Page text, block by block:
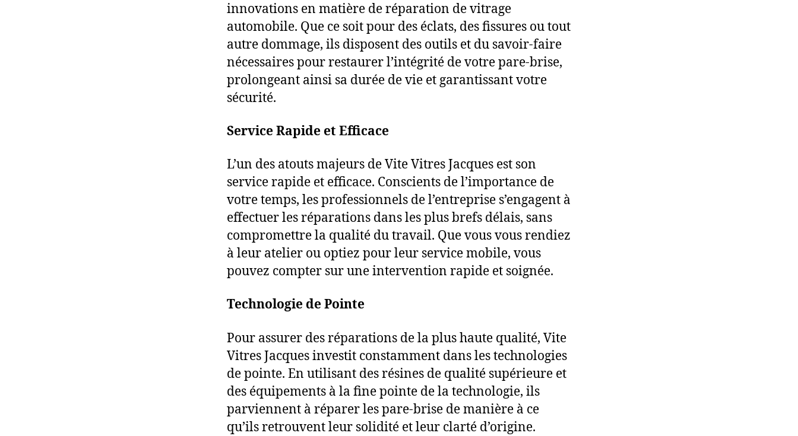
innovations en matière de réparation de vitrage
automobile. Que ce soit pour des éclats, des fissures ou tout
autre dommage, ils disposent des outils et du savoir-faire
nécessaires pour restaurer l’intégrité de votre pare-brise,
prolongeant ainsi sa durée de vie et garantissant votre
sécurité.
Service Rapide et Efficace
L’un des atouts majeurs de Vite Vitres Jacques est son
service rapide et efficace. Conscients de l’importance de
votre temps, les professionnels de l’entreprise s’engagent à
effectuer les réparations dans les plus brefs délais, sans
compromettre la qualité du travail. Que vous vous rendiez
à leur atelier ou optiez pour leur service mobile, vous
pouvez compter sur une intervention rapide et soignée.
Technologie de Pointe
Pour assurer des réparations de la plus haute qualité, Vite
Vitres Jacques investit constamment dans les technologies
de pointe. En utilisant des résines de qualité supérieure et
des équipements à la fine pointe de la technologie, ils
parviennent à réparer les pare-brise de manière à ce
qu’ils retrouvent leur solidité et leur clarté d’origine.